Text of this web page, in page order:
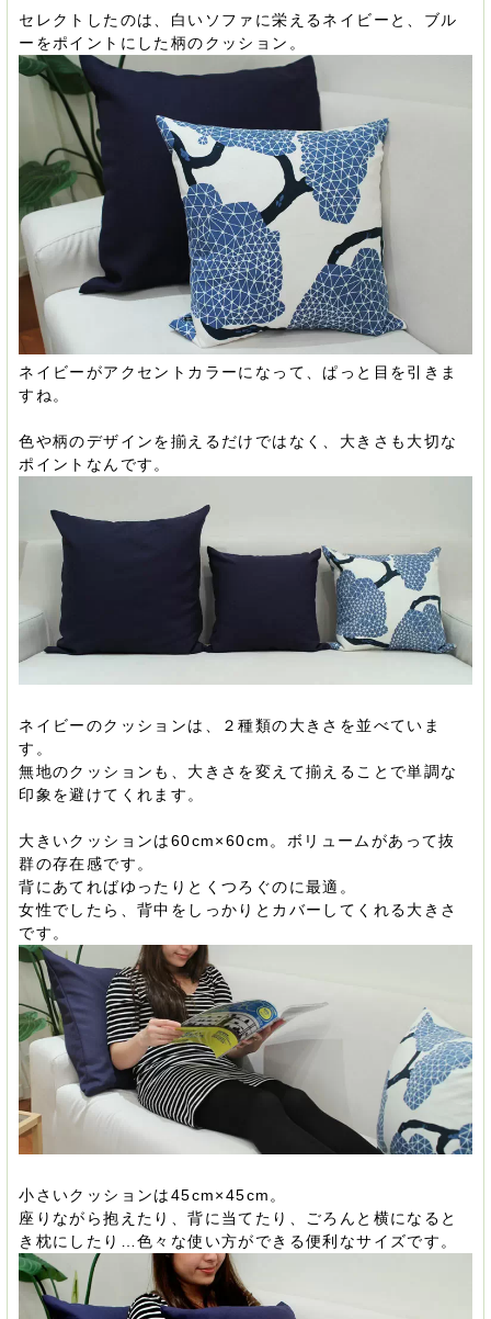
セレクトしたのは、白いソファに栄えるネイビーと、ブル
ーをポイントにした柄のクッション。
ネイビーがアクセントカラーになって、ぱっと目を引きま
すね。
色や柄のデザインを揃えるだけではなく、大きさも大切な
ポイントなんです。
ネイビーのクッションは、２種類の大きさを並べていま
す。
無地のクッションも、大きさを変えて揃えることで単調な
印象を避けてくれます。
大きいクッションは60cm×60cm。ボリュームがあって抜
群の存在感です。
背にあてればゆったりとくつろぐのに最適。
女性でしたら、背中をしっかりとカバーしてくれる大きさ
です。
小さいクッションは45cm×45cm。
座りながら抱えたり、背に当てたり、ごろんと横になると
き枕にしたり…色々な使い方ができる便利なサイズです。